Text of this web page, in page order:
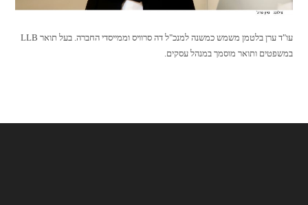
עו"ד ערן בלטמן משמש כמשנה למנכ"ל דה סרוויס וממייסדי החברה. בעל תואר LLB
במשפטים ותואר מוסמך במנהל עסקים.